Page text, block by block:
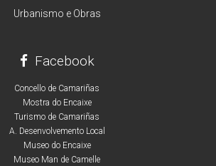
Urbanismo e Obras
Facebook
Concello de Camariñas
Mostra do Encaixe
Turismo de Camariñas
A. Desenvolvemento Local
Museo do Encaixe
Museo Man de Camelle